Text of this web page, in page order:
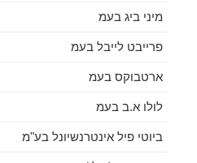
מיני ביג בעמ
פרייבט לייבל בעמ
ארטבוקס בעמ
לולו א.ב בעמ
ביוטי פיל אינטרנשיונל בע"מ